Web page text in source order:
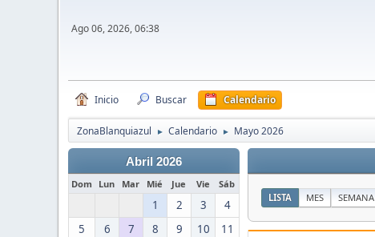
Ago 06, 2026, 06:38
Inicio Buscar Calendario
ZonaBlanquiazul ► Calendario ► Mayo 2026
Abril 2026
Dom Lun Mar Mié Jue Vie Sáb
1 2 3
4
5
6 7 8 9 10
11
LISTA MES SEMANA